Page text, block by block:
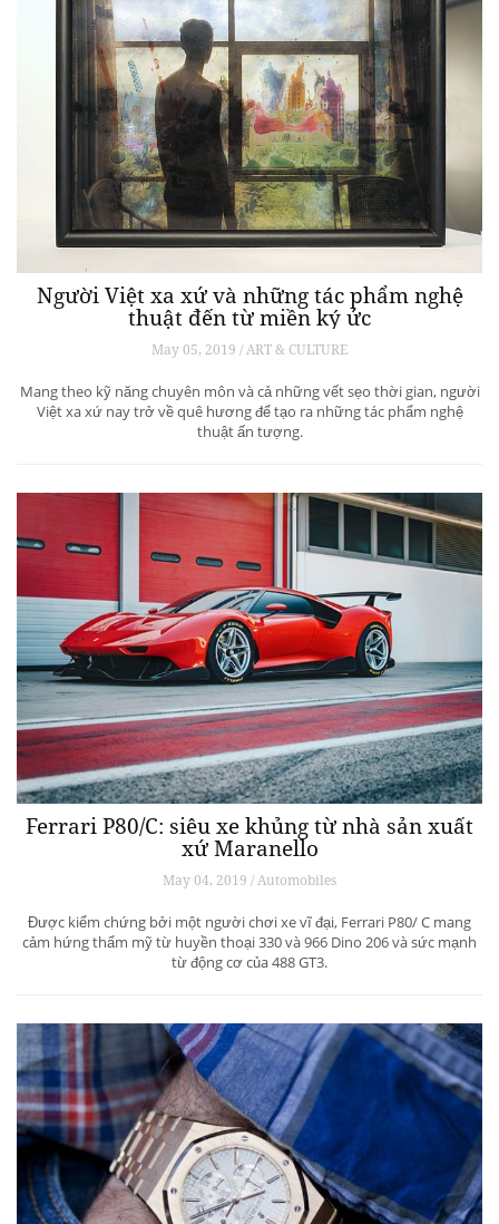
Người Việt xa xứ và những tác phẩm nghệ
thuật đến từ miền ký ức
May 05, 2019 / ART & CULTURE
Mang theo kỹ năng chuyên môn và cả những vết sẹo thời gian, người
Việt xa xứ nay trở về quê hương để tạo ra những tác phẩm nghệ
thuật ấn tượng.
Ferrari P80/C: siêu xe khủng từ ​​nhà sản xuất
xứ Maranello
May 04, 2019 / Automobiles
Được kiểm chứng bởi một người chơi xe vĩ đại, Ferrari P80/ C mang
cảm hứng thẩm mỹ từ huyền thoại 330 và 966 Dino 206 và sức mạnh
từ động cơ của 488 GT3.